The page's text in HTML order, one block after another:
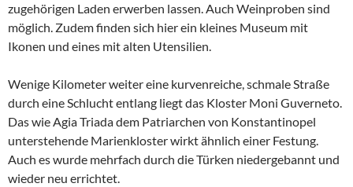
zugehörigen Laden erwerben lassen. Auch Weinproben sind
möglich. Zudem finden sich hier ein kleines Museum mit
Ikonen und eines mit alten Utensilien.
Wenige Kilometer weiter eine kurvenreiche, schmale Straße
durch eine Schlucht entlang liegt das Kloster Moni Guverneto.
Das wie Agia Triada dem Patriarchen von Konstantinopel
unterstehende Marienkloster wirkt ähnlich einer Festung.
Auch es wurde mehrfach durch die Türken niedergebannt und
wieder neu errichtet.